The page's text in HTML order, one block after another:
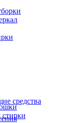
средства